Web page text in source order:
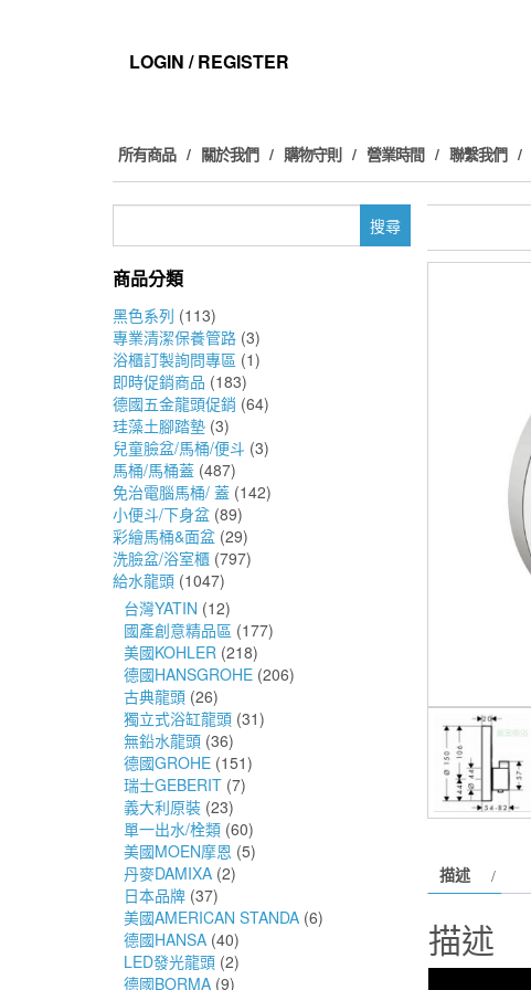
LOGIN / REGISTER
所有商品 關於我們 購物守則 營業時間 聯繫我們
鍵
商品分類
黑色系列 (113)
專業清潔保養管路 (3)
浴櫃訂製詢問專區 (1)
即時促銷商品 (183)
德國五金龍頭促銷 (64)
珪藻土腳踏墊 (3)
兒童臉盆/馬桶/便斗 (3)
馬桶/馬桶蓋 (487)
免治電腦馬桶/ 蓋 (142)
小便斗/下身盆 (89)
彩繪馬桶&面盆 (29)
洗臉盆/浴室櫃 (797)
給水龍頭 (1047)
台灣YATIN (12)
國產創意精品區 (177)
美國KOHLER (218)
德國HANSGROHE (206)
古典龍頭 (26)
獨立式浴缸龍頭 (31)
無鉛水龍頭 (36)
德國GROHE (151)
瑞士GEBERIT (7)
義大利原裝 (23)
單一出水/栓類 (60)
美國MOEN摩恩 (5)
丹麥DAMIXA (2)
日本品牌 (37)
美國AMERICAN STANDA (6)
德國HANSA (40)
LED發光龍頭 (2)
德國BORMA (9)
描述
描述